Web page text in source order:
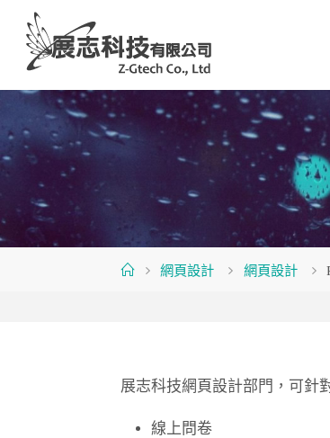
content
Home網頁設計 網頁設計
展志科技網頁設計部門，可針
線上問卷